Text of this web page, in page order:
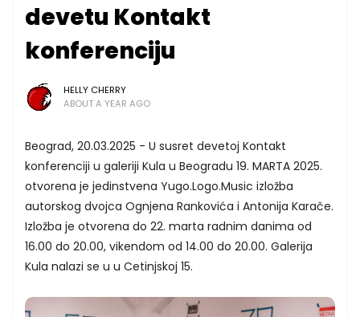
devetu Kontakt
konferenciju
HELLY CHERRY
ABOUT A YEAR AGO
Beograd, 20.03.2025 - U susret devetoj Kontakt
konferenciji u galeriji Kula u Beogradu 19. MARTA 2025.
otvorena je jedinstvena Yugo.Logo.Music izložba
autorskog dvojca Ognjena Rankovića i Antonija Karače.
Izložba je otvorena do 22. marta radnim danima od
16.00 do 20.00, vikendom od 14.00 do 20.00. Galerija
Kula nalazi se u u Cetinjskoj 15.